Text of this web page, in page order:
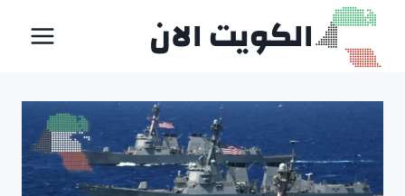
التجاوز
المحتوى
الكويت الان